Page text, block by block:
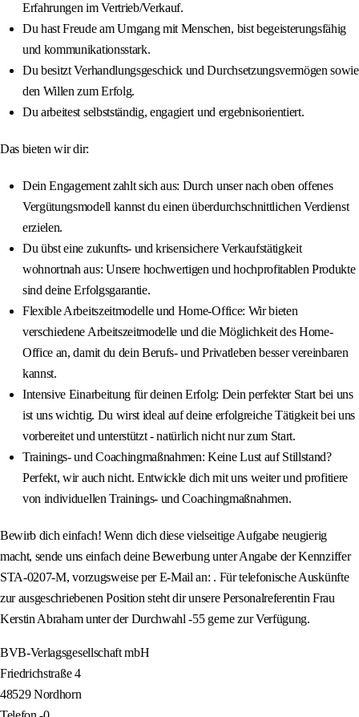
Erfahrungen im Vertrieb/Verkauf.
Du hast Freude am Umgang mit Menschen, bist begeisterungsfähig
und kommunikationsstark.
Du besitzt Verhandlungsgeschick und Durchsetzungsvermögen sowie
den Willen zum Erfolg.
Du arbeitest selbstständig, engagiert und ergebnisorientiert.
Das bieten wir dir:
Dein Engagement zahlt sich aus: Durch unser nach oben offenes
Vergütungsmodell kannst du einen überdurchschnittlichen Verdienst
erzielen.
Du übst eine zukunfts- und krisensichere Verkaufstätigkeit
wohnortnah aus: Unsere hochwertigen und hochprofitablen Produkte
sind deine Erfolgsgarantie.
Flexible Arbeitszeitmodelle und Home-Office: Wir bieten
verschiedene Arbeitszeitmodelle und die Möglichkeit des Home-
Office an, damit du dein Berufs- und Privatleben besser vereinbaren
kannst.
Intensive Einarbeitung für deinen Erfolg: Dein perfekter Start bei uns
ist uns wichtig. Du wirst ideal auf deine erfolgreiche Tätigkeit bei uns
vorbereitet und unterstützt - natürlich nicht nur zum Start.
Trainings- und Coachingmaßnahmen: Keine Lust auf Stillstand?
Perfekt, wir auch nicht. Entwickle dich mit uns weiter und profitiere
von individuellen Trainings- und Coachingmaßnahmen.
Bewirb dich einfach! Wenn dich diese vielseitige Aufgabe neugierig
macht, sende uns einfach deine Bewerbung unter Angabe der Kennziffer
STA-0207-M, vorzugsweise per E-Mail an: . Für telefonische Auskünfte
zur ausgeschriebenen Position steht dir unsere Personalreferentin Frau
Kerstin Abraham unter der Durchwahl -55 gerne zur Verfügung.
BVB-Verlagsgesellschaft mbH
Friedrichstraße 4
48529 Nordhorn